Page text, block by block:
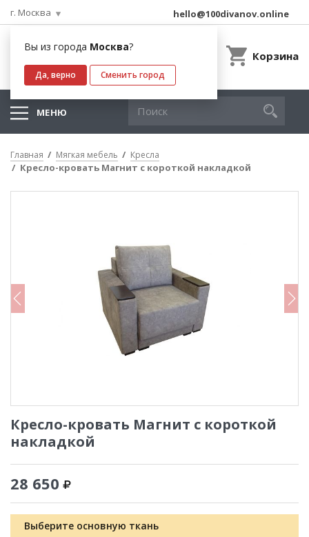
г. Москва
Вы из города Москва?
Да, верно Сменить город
hello@100divanov.online
Корзина
МЕНЮ
Главная Мягкая мебель Кресла
Кресло-кровать Магнит с короткой накладкой
Кресло-кровать Магнит с короткой
накладкой
28 650
Выберите основную ткань